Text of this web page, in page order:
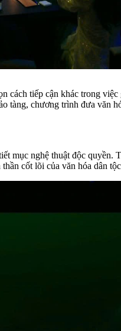
tiếp cận khác trong
tàng, chương trình đưa văn
mục nghệ thuật độc quyền.
cốt lõi của văn hóa dân